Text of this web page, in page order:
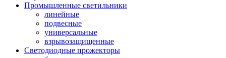
Промышленные светильники
линейные
подвесные
универсальные
взрывозащищенные
Светодиодные прожекторы